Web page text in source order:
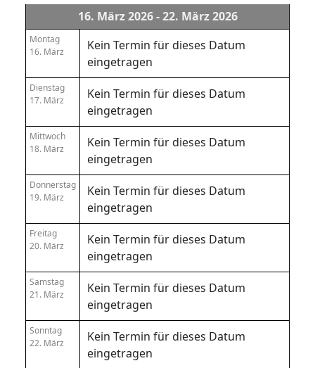
16. März 2026 - 22. März 2026
Montag
16. März
Kein Termin für dieses Datum
eingetragen
Dienstag
17. März
Kein Termin für dieses Datum
eingetragen
Mittwoch
18. März
Kein Termin für dieses Datum
eingetragen
Donnerstag
19. März
Kein Termin für dieses Datum
eingetragen
Freitag
20. März
Kein Termin für dieses Datum
eingetragen
Samstag
21. März
Kein Termin für dieses Datum
eingetragen
Sonntag
22. März
Kein Termin für dieses Datum
eingetragen